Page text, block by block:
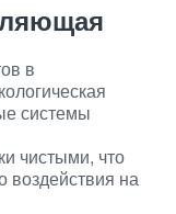
в
системы
чистыми, что
воздействия на